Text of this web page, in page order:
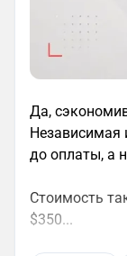
Да,
Независимая
до оплаты, а
Стоимость
$350...